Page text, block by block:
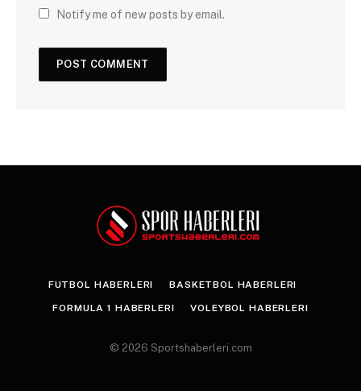
Notify me of new posts by email.
FUTBOL HABERLERI BASKETBOL HABERLERI
FORMULA 1 HABERLERI VOLEYBOL HABERLERI
© 2026 Sportshaberleri.com